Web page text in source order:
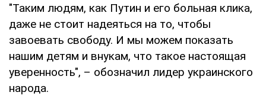
"Таким людям, как Путин и его больная клика,
даже не стоит надеяться на то, чтобы
завоевать свободу. И мы можем показать
нашим детям и внукам, что такое настоящая
уверенность", – обозначил лидер украинского
народа.